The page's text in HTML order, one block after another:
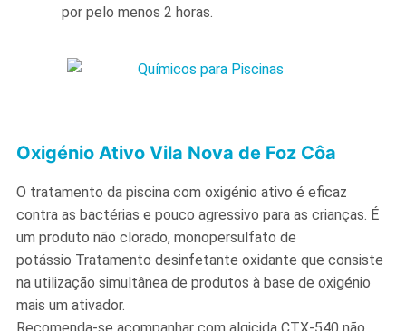
por pelo menos 2 horas.
Oxigénio Ativo Vila Nova de Foz Côa
O tratamento da piscina com oxigénio ativo é eficaz
contra as bactérias e pouco agressivo para as crianças. É
um produto não clorado, monopersulfato de
potássio Tratamento desinfetante oxidante que consiste
na utilização simultânea de produtos à base de oxigénio
mais um ativador.